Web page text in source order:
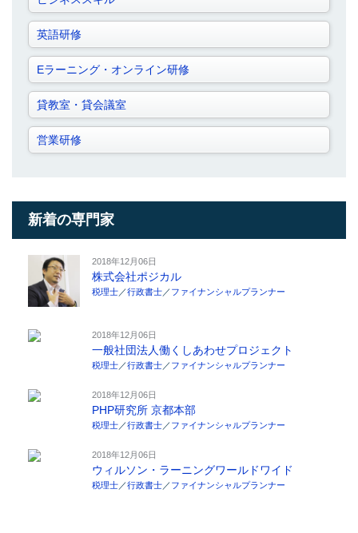
英語研修
Eラーニング・オンライン研修
貸教室・貸会議室
営業研修
新着の専門家
2018年12月06日
株式会社ポジカル
税理士 ／行政書士 ／ファイナンシャルプランナー
2018年12月06日
一般社団法人働くしあわせプロジェクト
税理士 ／行政書士 ／ファイナンシャルプランナー
2018年12月06日
PHP研究所 京都本部
税理士 ／行政書士 ／ファイナンシャルプランナー
2018年12月06日
ウィルソン・ラーニングワールドワイド
税理士 ／行政書士 ／ファイナンシャルプランナー